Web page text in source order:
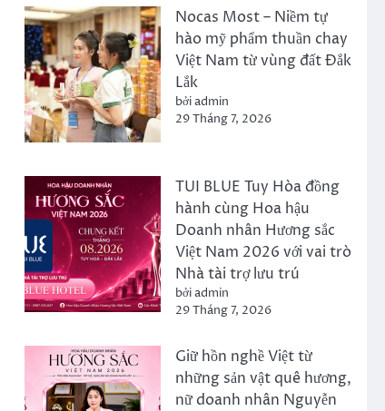
Nocas Most – Niềm tự
hào mỹ phẩm thuần chay
Việt Nam từ vùng đất Đắk
Lắk
bởi admin
29 Tháng 7, 2026
TUI BLUE Tuy Hòa đồng
hành cùng Hoa hậu
Doanh nhân Hương sắc
Việt Nam 2026 với vai trò
Nhà tài trợ lưu trú
bởi admin
29 Tháng 7, 2026
Giữ hồn nghề Việt từ
những sản vật quê hương,
nữ doanh nhân Nguyễn